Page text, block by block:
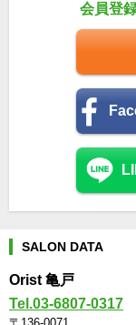
会員登
SALON DATA
Orist 亀戸
Tel.03-6807-0317